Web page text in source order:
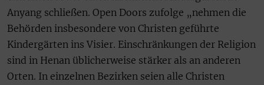
Anyang schließen. Open Doors zufolge „nehmen die
Behörden insbesondere von Christen geführte
Kindergärten ins Visier. Einschränkungen der Religion
sind in Henan üblicherweise stärker als an anderen
Orten. In einzelnen Bezirken seien alle Christen